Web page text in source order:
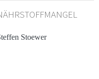
Stoewer